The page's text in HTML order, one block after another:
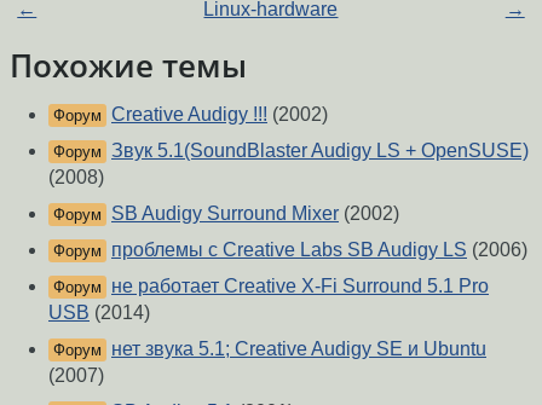
← Linux-hardware →
Похожие темы
Форум Creative Audigy !!! (2002)
Форум Звук 5.1(SoundBlaster Audigy LS + OpenSUSE)
(2008)
Форум SB Audigy Surround Mixer (2002)
Форум проблемы с Creative Labs SB Audigy LS (2006)
Форум
не работает Creative X-Fi Surround 5.1 Pro
USB (2014)
Форум
нет звука 5.1; Creative Audigy SE и Ubuntu
(2007)